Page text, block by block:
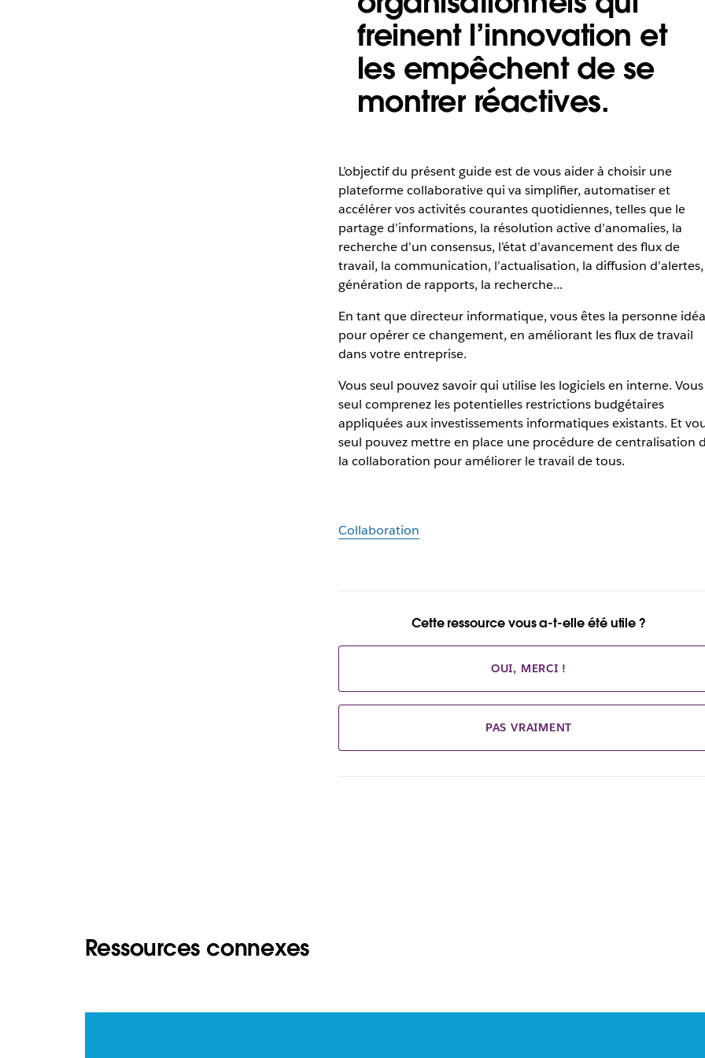
freinent l’innovation et
les empêchent de se
montrer réactives.
L’objectif du présent guide est de vous aider à choisir une
plateforme collaborative qui va simplifier, automatiser et
accélérer vos activités courantes quotidiennes, telles que le
partage d’informations, la résolution active d’anomalies, la
recherche d’un consensus, l’état d’avancement des flux de
travail, la communication, l’actualisation, la diffusion
génération de rapports, la recherche...
En tant que directeur informatique, vous êtes la personne
pour opérer ce changement, en améliorant les flux de travail
dans votre entreprise.
Vous seul pouvez savoir qui utilise les logiciels en interne. Vous
seul comprenez les potentielles restrictions budgétaires
appliquées aux investissements informatiques existants. Et
seul pouvez mettre en place une procédure de centralisation
la collaboration pour améliorer le travail de tous.
Collaboration
Cette ressource vous a-t-elle été utile ?
OUI, MERCI !
PAS VRAIMENT
Ressources connexes